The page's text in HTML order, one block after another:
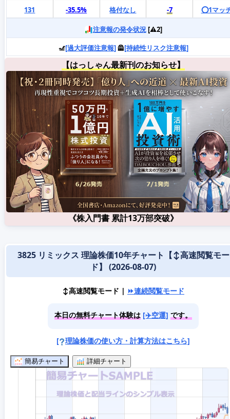
131
-35.5% 格付なし -7 ⭕️1マッ
注意報の発令状況[⚠️2]
🎢[過大評価注意報]🦺[持続性リスク注意報]
【はっしゃん最新刊のお知らせ】
《株入門書 累計13万部突破》
3825 リミックス 理論株価10年チャート【↕️高速閲覧モー
ド】 (2026-08-07)
↕️高速閲覧モード | ⏩連続閲覧モード
本日の無料チャート体験は [✈️空運] です。
[ 理論株価の使い方・計算方法はこちら]
簡易チャート 詳細チャート